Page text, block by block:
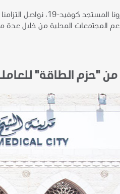
واستجابةً لتداعيات
من خلال عدة مبادرات كتوزيع أكثر من 1000 حزمة من
من "حزم الطاقة"